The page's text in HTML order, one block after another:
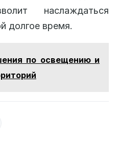
наслаждаться
долгое время.
по освещению и